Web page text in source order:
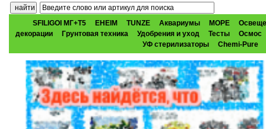
SFILIGOI МГ+Т5 EHEIM TUNZE Аквариумы МОРЕ
декорации
Грунтовая техника Удобрения и уход Тесты
Осмос
УФ стерилизаторы
Chemi-Pure